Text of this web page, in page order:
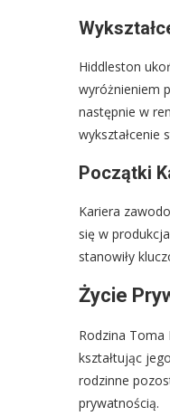
Hiddleston
wyróżnieniem
następnie w
wykształcenie
Początki
Kariera
się w
stanowiły
Życie
Rodzina Toma
kształtując
rodzinne
prywatnością.